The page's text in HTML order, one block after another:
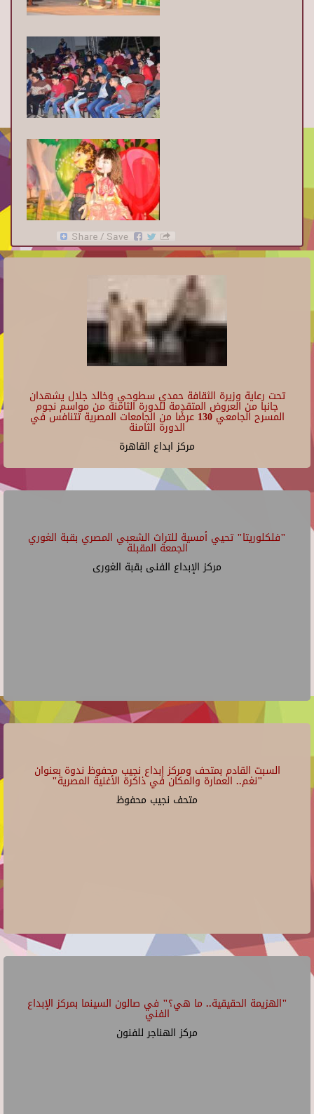
تحت رعاية وزيرة الثقافة حمدي سطوحي وخالد جلال يشهدان
جانبا من العروض المتقدمة للدورة الثامنة من مواسم نجوم
المسرح الجامعي 130 عرضًا من الجامعات المصرية تتنافس في
الدورة الثامنة
مركز ابداع القاهرة
"فلكلوريتا" تحيي أمسية للتراث الشعبي المصري بقبة الغوري
الجمعة المقبلة
مركز الإبداع الفنى بقبة الغورى
السبت القادم بمتحف ومركز إبداع نجيب محفوظ ندوة بعنوان
"نغم.. العمارة والمكان في ذاكرة الأغنية المصرية"
متحف نجيب محفوظ
"الهزيمة الحقيقية.. ما هي؟" في صالون السينما بمركز الإبداع
الفني
مركز الهناجر للفنون